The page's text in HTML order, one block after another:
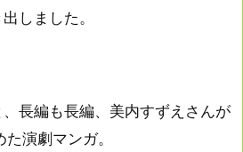
しました。
長編も長編、美内すずえさんが
演劇マンガ。